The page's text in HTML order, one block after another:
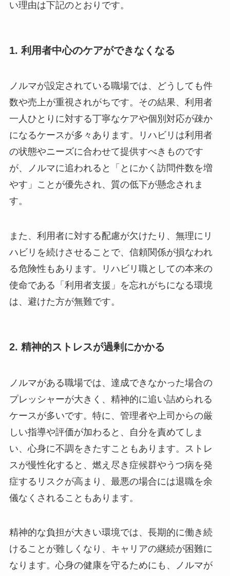
い理由は下記のとおりです。
1. 利用者中心のケアができなくなる
ノルマが設定されている職場では、どうしても件
数や売上が重視されがちです。その結果、利用者
一人ひとりに対する丁寧なケアや個別対応が疎か
になるケースが多々あります。リハビリは利用者
の状態やニーズに合わせて提供すべきものです
が、ノルマに追われると「とにかく訪問件数を増
やす」ことが優先され、質の低下が懸念されま
す。
また、利用者に対する配慮が欠けたり、無理にリ
ハビリを続けさせることで、信頼関係が損なわれ
る危険性もあります。リハビリ職としての本来の
使命である「利用者支援」を忘れがちになる環境
は、避けた方が無難です。
2. 精神的ストレスが過剰にかかる
ノルマがある職場では、達成できなかった場合の
プレッシャーが大きく、精神的に追い詰められる
ケースが多いです。特に、管理者や上司からの厳
しい指導や評価が加わると、自分を責めてしま
い、心身に不調をきたすこともあります。ストレ
スが慢性化すると、燃え尽き症候群やうつ病を発
症するリスクが高まり、最悪の場合には退職を余
儀なくされることもあります。
精神的な負担が大きい環境では、長期的に働き続
けることが難しくなり、キャリアの継続が困難に
なります。心身の健康を守るためにも、ノルマが